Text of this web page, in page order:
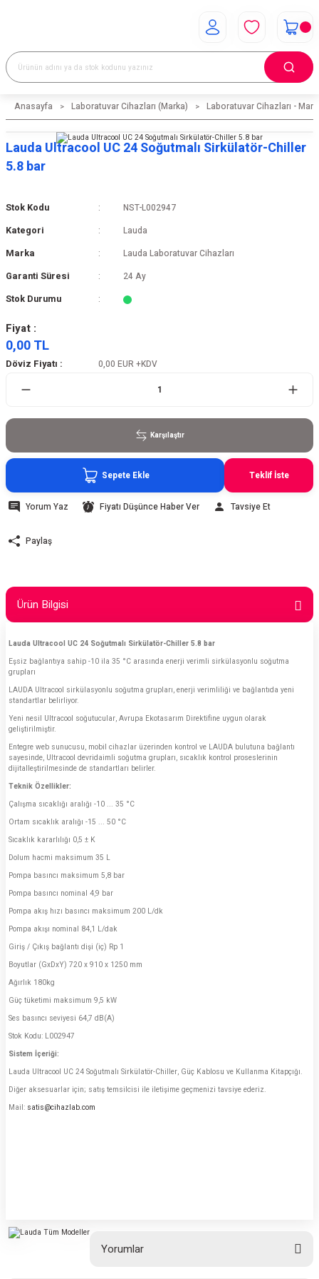
Anasayfa Laboratuvar Cihazları (Marka) Laboratuvar Cihazları -
Lauda Ultracool UC 24 Soğutmalı Sirkülatör-Chiller
5.8 bar
Stok Kodu NST-L002947
Kategori Lauda
Marka Lauda Laboratuvar Cihazları
Garanti Süresi 24 Ay
Stok Durumu
Fiyat :
0,00 TL
Döviz Fiyatı : 0,00 EUR +KDV
Karşılaştır
Sepete Ekle Teklif İste
Yorum Yaz Fiyatı Düşünce Haber Ver Tavsiye Et
Paylaş
Ürün Bilgisi
Lauda Ultracool UC 24 Soğutmalı Sirkülatör-Chiller 5.8 bar
Eşsiz bağlantıya sahip -10 ila 35 °C arasında enerji verimli sirkülasyonlu soğutma
grupları
LAUDA Ultracool sirkülasyonlu soğutma grupları, enerji verimliliği ve bağlantıda yeni
standartlar belirliyor.
Yeni nesil Ultracool soğutucular, Avrupa Ekotasarım Direktifine uygun olarak
geliştirilmiştir.
Entegre web sunucusu, mobil cihazlar üzerinden kontrol ve LAUDA bulutuna bağlantı
sayesinde, Ultracool devridaimli soğutma grupları, sıcaklık kontrol proseslerinin
dijitalleştirilmesinde de standartları belirler.
Teknik Özellikler:
Çalışma sıcaklığı aralığı -10 ... 35 °C
Ortam sıcaklık aralığı -15 ... 50 °C
Sıcaklık kararlılığı 0,5 ± K
Dolum hacmi maksimum 35 L
Pompa basıncı maksimum 5,8 bar
Pompa basıncı nominal 4,9 bar
Pompa akış hızı basıncı maksimum 200 L/dk
Pompa akışı nominal 84,1 L/dak
Giriş / Çıkış bağlantı dişi (iç) Rp 1
Boyutlar (GxDxY) 720 x 910 x 1250 mm
Ağırlık 180kg
Güç tüketimi maksimum 9,5 kW
Ses basıncı seviyesi 64,7 dB(A)
Stok Kodu: L002947
Sistem İçeriği:
Lauda Ultracool UC 24 Soğutmalı Sirkülatör-Chiller, Güç Kablosu ve Kullanma Kitapçığı.
Diğer aksesuarlar için; satış temsilcisi ile iletişime geçmenizi tavsiye ederiz.
Mail: satis@cihazlab.com
Yorumlar